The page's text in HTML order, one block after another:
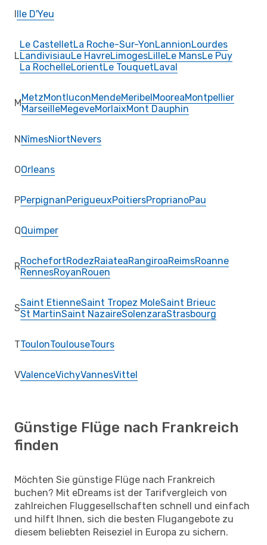
IIle D'Yeu
L
Le CastelletLa Roche-Sur-YonLannionLourdes
LandivisiauLe HavreLimogesLilleLe MansLe Puy
La RochelleLorientLe TouquetLaval
MMetzMontluconMendeMeribelMooreaMontpellier
MarseilleMegeveMorlaixMont Dauphin
NNîmesNiortNevers
OOrleans
PPerpignanPerigueuxPoitiersProprianoPau
QQuimper
RRochefortRodezRaiateaRangiroaReimsRoanne
RennesRoyanRouen
SSaint EtienneSaint Tropez MoleSaint Brieuc
St MartinSaint NazaireSolenzaraStrasbourg
TToulonToulouseTours
VValenceVichyVannesVittel
Günstige Flüge nach Frankreich
finden
Möchten Sie günstige Flüge nach Frankreich
buchen? Mit eDreams ist der Tarifvergleich von
zahlreichen Fluggesellschaften schnell und einfach
und hilft Ihnen, sich die besten Flugangebote zu
diesem beliebten Reiseziel in Europa zu sichern.